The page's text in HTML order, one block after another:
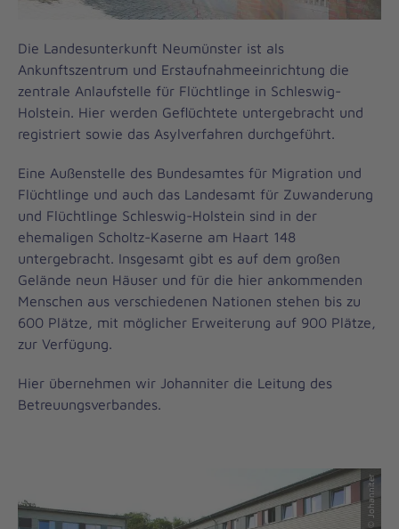
Die Landesunterkunft Neumünster ist als
Ankunftszentrum und Erstaufnahmeeinrichtung die
zentrale Anlaufstelle für Flüchtlinge in Schleswig-
Holstein. Hier werden Geflüchtete untergebracht und
registriert sowie das Asylverfahren durchgeführt.
Eine Außenstelle des Bundesamtes für Migration und
Flüchtlinge und auch das Landesamt für Zuwanderung
und Flüchtlinge Schleswig-Holstein sind in der
ehemaligen Scholtz-Kaserne am Haart 148
untergebracht. Insgesamt gibt es auf dem großen
Gelände neun Häuser und für die hier ankommenden
Menschen aus verschiedenen Nationen stehen bis zu
600 Plätze, mit möglicher Erweiterung auf 900 Plätze,
zur Verfügung.
Hier übernehmen wir Johanniter die Leitung des
Betreuungsverbandes.
© Johanniter